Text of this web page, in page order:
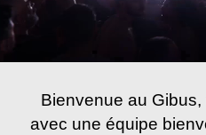
Bienvenue au
avec une équipe